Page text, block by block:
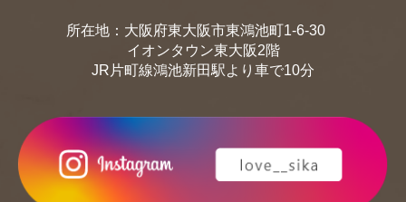
所在地：大阪府東大阪市東鴻池町1-6-30
イオンタウン東大阪2階
JR片町線鴻池新田駅より車で10分